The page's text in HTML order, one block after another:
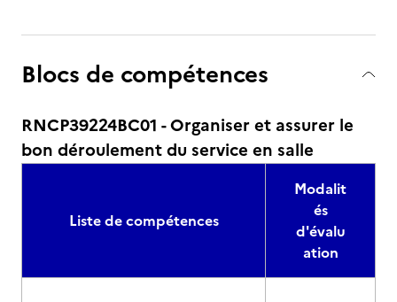
Blocs de compétences
RNCP39224BC01 - Organiser et assurer le
bon déroulement du service en salle
Liste de compétences
Modalit
és
d'évalu
ation